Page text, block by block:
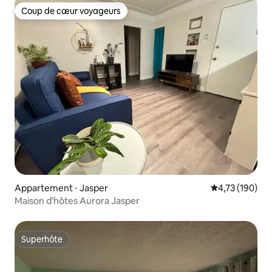
Coup de cœur voyageurs
Coup de cœur voyageurs
Appartement ⋅ Jasper Évaluation
4,73 (190)
Maison d'hôtes Aurora Jasper
Superhôte
Superhôte